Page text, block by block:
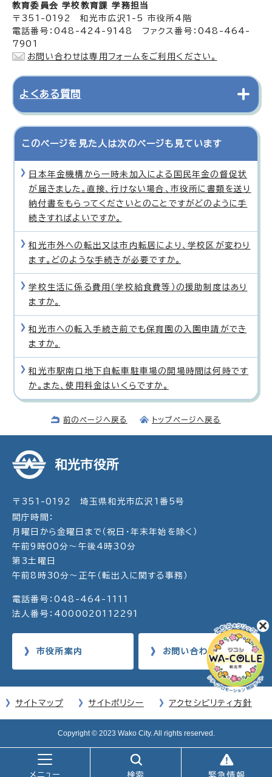
教育委員会 学校教育課 学務担当
〒351-0192 和光市広沢1-5 市役所4階
電話番号：048-424-9148 ファクス番号：048-464-
7901
お問い合わせは専用フォームをご利用ください。
よくある質問
このページを見た人は次のページも見ています
日本年金機構から一時未加入による国民年金の督促状
が届きました。直接、行けない場合、市役所に書類を送り
納付書をもらってくださいとのことですがどのように手
続きすればよいですか。
和光市外への転出又は市内転居により、学校区が変わり
ます。どのような手続きが必要ですか。
学校生活に係る費用（学校給食費等）の援助制度はあり
ますか。
和光市への転入手続き前でも保育園の入園申請ができ
ますか。
和光市駅南口地下自転車駐車場の開場時間は何時です
か。また、使用料金はいくらですか。
前のページへ戻る トップページへ戻る
メニュー 検索 緊急情報
和光市役所
〒351-0192 埼玉県和光市広沢1番5号
開庁時間：
月曜日から金曜日まで（祝日・年末年始を除く）
午前9時00分～午後4時30分
第3土曜日
午前8時30分～正午（転出入に関する事務）
電話番号：048-464-1111
法人番号：4000020112291
市役所案内 お問い合わせ
サイトマップ サイトポリシー アクセシビリティ方針
Copyright © 2023 Wako City. All rights reserved.